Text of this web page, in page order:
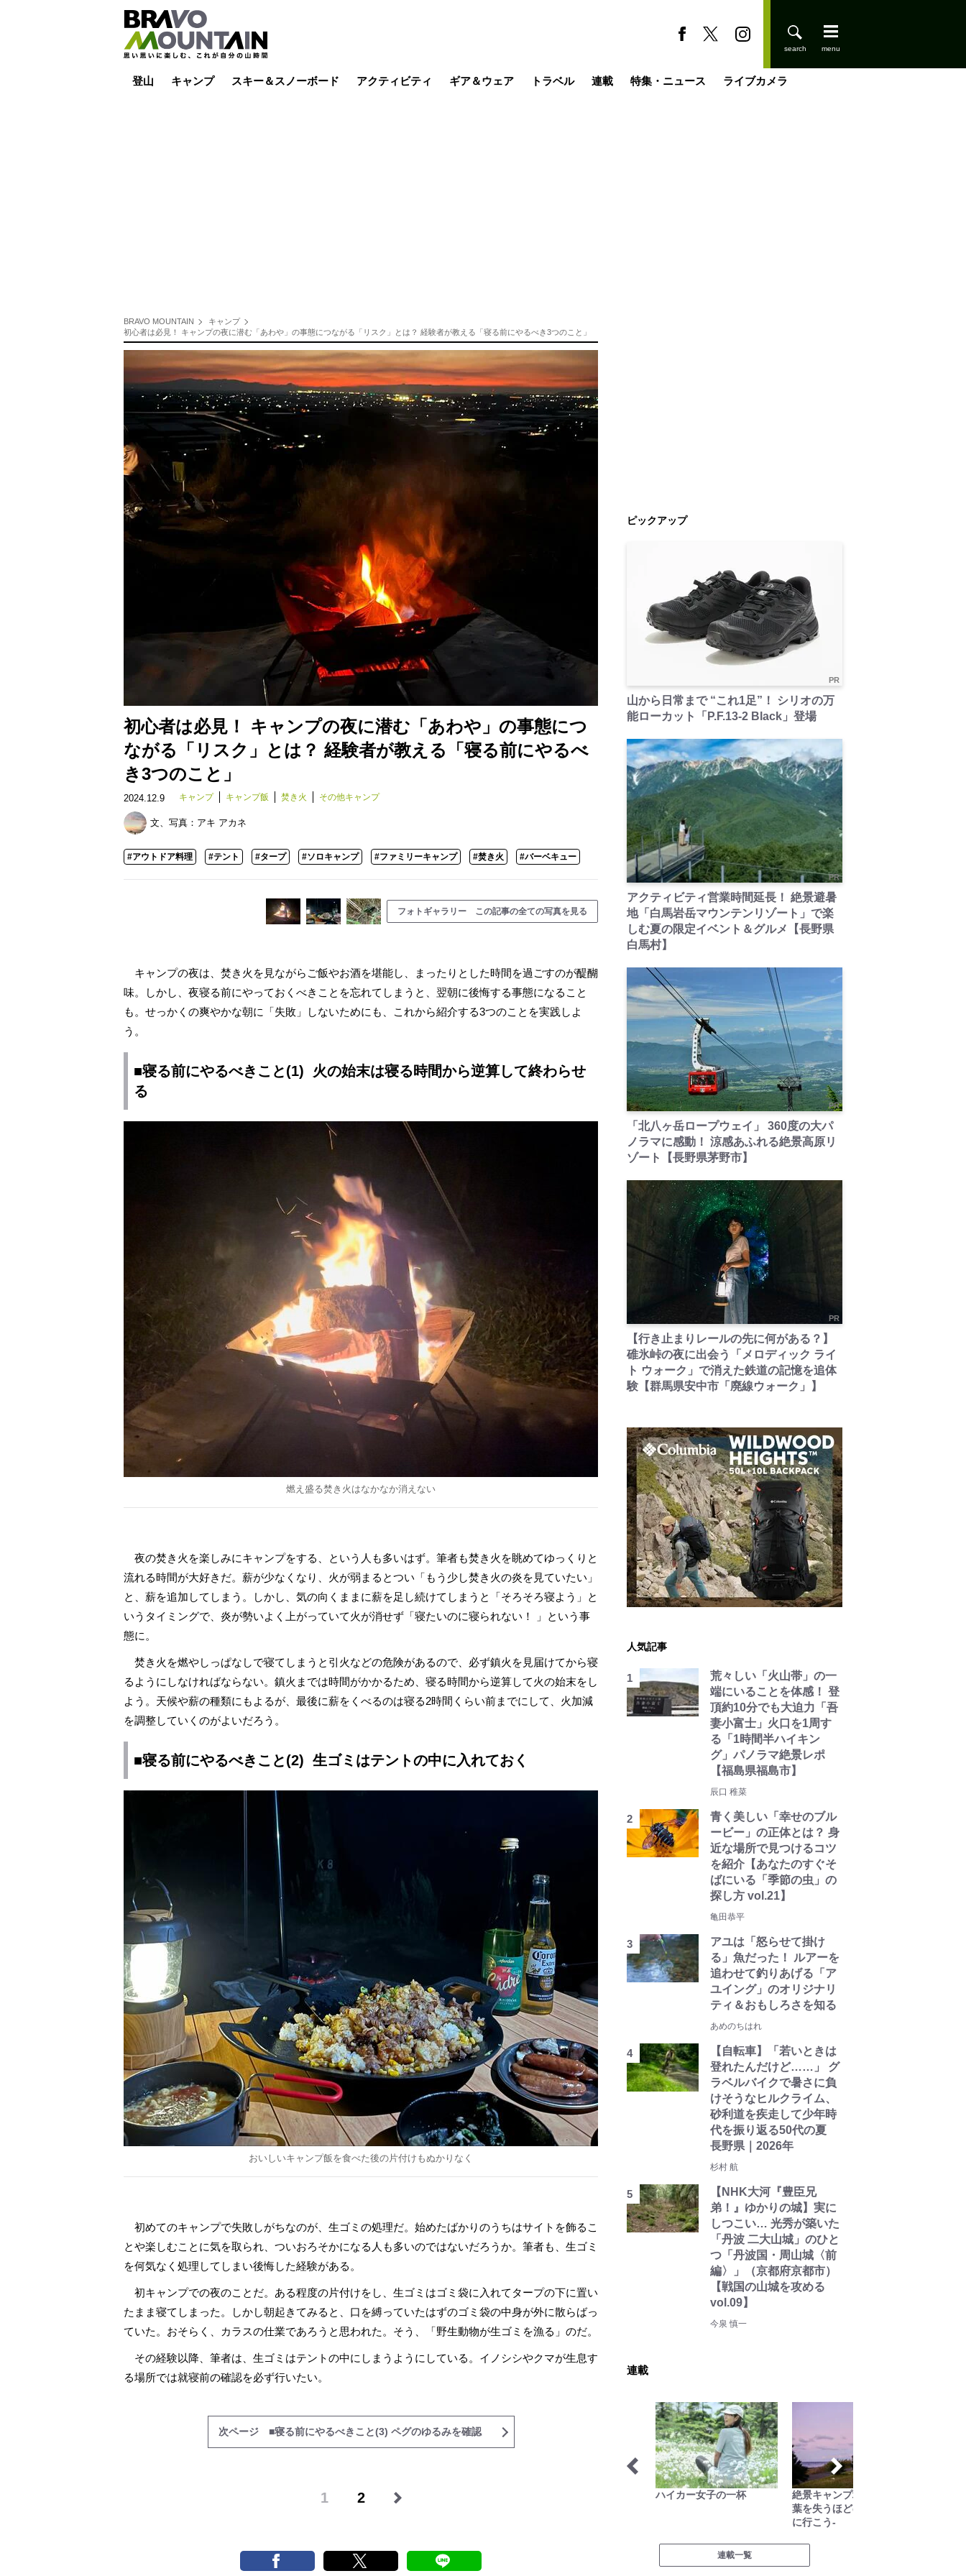
登山 キャンプ スキー＆スノーボード アクティビティ ギア＆ウェア トラベル 連載 特集・ニュース ライブカメラ
BRAVO MOUNTAIN
キャンプ
初心者は必見！ キャンプの夜に潜む「あわや」の事態につながる「リスク」とは？ 経験者が教える「寝る前にやるべき3つのこと」
初心者は必見！ キャンプの夜に潜む「あわや」の事態につ
ながる「リスク」とは？ 経験者が教える「寝る前にやるべ
き3つのこと」
2024.12.9 キャンプ キャンプ飯 焚き火 その他キャンプ
文、写真： アキ アカネ
#アウトドア料理 #テント #タープ #ソロキャンプ #ファミリーキャンプ #焚き火 #バーベキュー
フォトギャラリー この記事の全ての写真を見る
キャンプの夜は、焚き火を見ながらご飯やお酒を堪能し、まったりとした時間を過ごすのが醍醐
味。しかし、夜寝る前にやっておくべきことを忘れてしまうと、翌朝に後悔する事態になること
も。せっかくの爽やかな朝に「失敗」しないためにも、これから紹介する3つのことを実践しよ
う。
■寝る前にやるべきこと(1) 火の始末は寝る時間から逆算して終わらせ
る
燃え盛る焚き火はなかなか消えない
夜の焚き火を楽しみにキャンプをする、という人も多いはず。筆者も焚き火を眺めてゆっくりと
流れる時間が大好きだ。薪が少なくなり、火が弱まるとつい「もう少し焚き火の炎を見ていたい」
と、薪を追加してしまう。しかし、気の向くままに薪を足し続けてしまうと「そろそろ寝よう」と
いうタイミングで、炎が勢いよく上がっていて火が消せず「寝たいのに寝られない！ 」という事
態に。
焚き火を燃やしっぱなしで寝てしまうと引火などの危険があるので、必ず鎮火を見届けてから寝
るようにしなければならない。鎮火までは時間がかかるため、寝る時間から逆算して火の始末をし
よう。天候や薪の種類にもよるが、最後に薪をくべるのは寝る2時間くらい前までにして、火加減
を調整していくのがよいだろう。
■寝る前にやるべきこと(2) 生ゴミはテントの中に入れておく
おいしいキャンプ飯を食べた後の片付けもぬかりなく
初めてのキャンプで失敗しがちなのが、生ゴミの処理だ。始めたばかりのうちはサイトを飾るこ
とや楽しむことに気を取られ、ついおろそかになる人も多いのではないだろうか。筆者も、生ゴミ
を何気なく処理してしまい後悔した経験がある。
初キャンプでの夜のことだ。ある程度の片付けをし、生ゴミはゴミ袋に入れてタープの下に置い
たまま寝てしまった。しかし朝起きてみると、口を縛っていたはずのゴミ袋の中身が外に散らばっ
ていた。おそらく、カラスの仕業であろうと思われた。そう、「野生動物が生ゴミを漁る」のだ。
その経験以降、筆者は、生ゴミはテントの中にしまうようにしている。イノシシやクマが生息す
る場所では就寝前の確認を必ず行いたい。
次ページ ■寝る前にやるべきこと(3) ペグのゆるみを確認
1 2
ピックアップ
PR
山から日常まで “これ1足”！ シリオの万
能ローカット「P.F.13-2 Black」登場
PR
アクティビティ営業時間延長！ 絶景避暑
地「白馬岩岳マウンテンリゾート」で楽
しむ夏の限定イベント＆グルメ【長野県
白馬村】
PR
「北八ヶ岳ロープウェイ」 360度の大パ
ノラマに感動！ 涼感あふれる絶景高原リ
ゾート【長野県茅野市】
PR
【行き止まりレールの先に何がある？】
碓氷峠の夜に出会う「メロディック ライ
ト ウォーク」で消えた鉄道の記憶を追体
験【群馬県安中市「廃線ウォーク」】
人気記事
荒々しい「火山帯」の一
端にいることを体感！ 登
頂約10分でも大迫力「吾
妻小富士」火口を1周す
る「1時間半ハイキン
グ」パノラマ絶景レポ
【福島県福島市】
辰口 稚菜
青く美しい「幸せのブル
ービー」の正体とは？ 身
近な場所で見つけるコツ
を紹介【あなたのすぐそ
ばにいる「季節の虫」の
探し方 vol.21】
亀田恭平
アユは「怒らせて掛け
る」魚だった！ ルアーを
追わせて釣りあげる「ア
ユイング」のオリジナリ
ティ＆おもしろさを知る
あめのちはれ
【自転車】「若いときは
登れたんだけど……」 グ
ラベルバイクで暑さに負
けそうなヒルクライム、
砂利道を疾走して少年時
代を振り返る50代の夏
長野県｜2026年
杉村 航
【NHK大河『豊臣兄
弟！』ゆかりの城】実に
しつこい… 光秀が築いた
「丹波 二大山城」のひと
つ「丹波国・周山城〈前
編〉」（京都府京都市）
【戦国の山城を攻める
vol.09】
今泉 慎一
連載
今日も山旅気分 ハイカー女子の一杯
絶景キャンプ場ガイド-言
葉を失うほどの風景に会い
に行こう-
連載一覧